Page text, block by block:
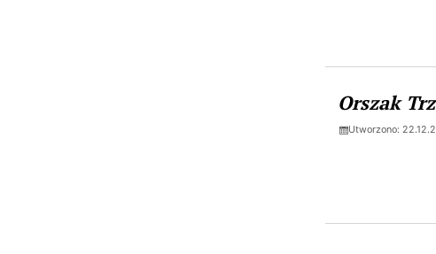
Orszak
Utworzono: